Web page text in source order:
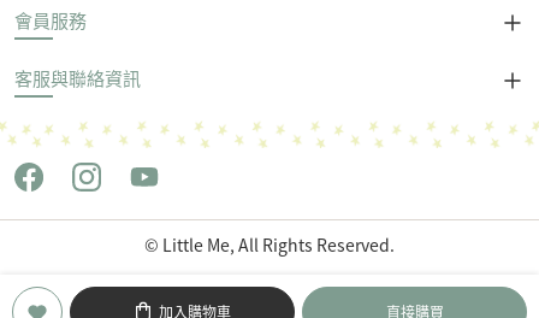
加入購物車 直接購買
會員服務
客服與聯絡資訊
© Little Me, All Rights Reserved.
Copyright © 世潮企業股份有限公司 All Rights Reserved.